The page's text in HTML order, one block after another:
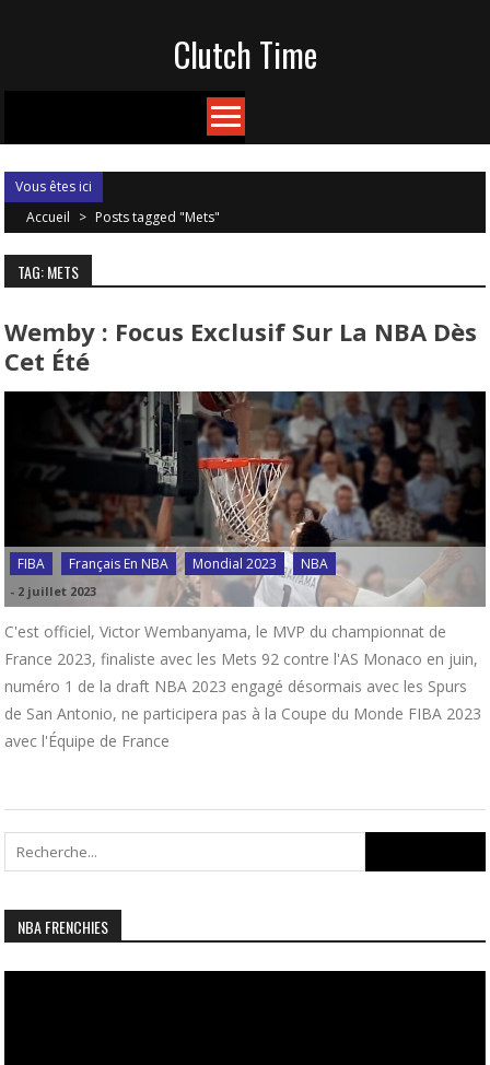
Clutch Time
Vous êtes ici
Accueil > Posts tagged "Mets"
TAG: METS
Wemby : Focus Exclusif Sur La NBA Dès
Cet Été
FIBA Français En NBA Mondial 2023 NBA
- 2 juillet 2023
C'est officiel, Victor Wembanyama, le MVP du championnat de
France 2023, finaliste avec les Mets 92 contre l'AS Monaco en juin,
numéro 1 de la draft NBA 2023 engagé désormais avec les Spurs
de San Antonio, ne participera pas à la Coupe du Monde FIBA 2023
avec l'Équipe de France
for:
NBA FRENCHIES